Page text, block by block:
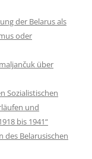
der Belarus als
oder
über
Sozialistischen
und
bis 1941“
des Belarusischen